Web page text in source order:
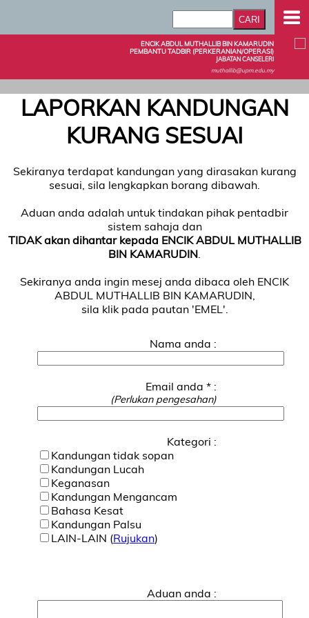
ENCIK ABDUL MUTHALLIB BIN KAMARUDIN
PEMBANTU TADBIR (PERKERANIAN/OPERASI)
JABATAN CANSELERI
muthallib@upm.edu.my
LAPORKAN KANDUNGAN
KURANG SESUAI
Sekiranya terdapat kandungan yang dirasakan kurang
sesuai, sila lengkapkan borang dibawah.
Aduan anda adalah untuk tindakan pihak pentadbir
sistem sahaja dan
TIDAK akan dihantar kepada ENCIK ABDUL MUTHALLIB
BIN KAMARUDIN
Sekiranya anda ingin mesej anda dibaca oleh ENCIK
ABDUL MUTHALLIB BIN KAMARUDIN,
sila klik pada pautan 'EMEL'.
Nama anda :
Email anda * :
(Perlukan pengesahan)
Kategori :
Kandungan tidak sopan
Kandungan Lucah
Keganasan
Kandungan Mengancam
Bahasa Kesat
Kandungan Palsu
LAIN-LAIN (Rujukan)
Aduan anda :